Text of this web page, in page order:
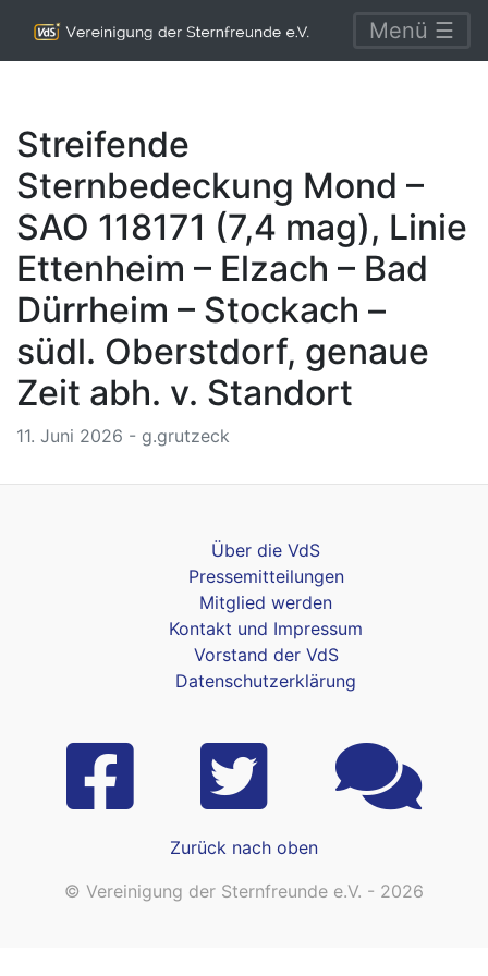
Menü ☰
Streifende
Sternbedeckung Mond –
SAO 118171 (7,4 mag), Linie
Ettenheim – Elzach – Bad
Dürrheim – Stockach –
südl. Oberstdorf, genaue
Zeit abh. v. Standort
11. Juni 2026 - g.grutzeck
Über die VdS
Pressemitteilungen
Mitglied werden
Kontakt und Impressum
Vorstand der VdS
Datenschutzerklärung
Zurück nach oben
© Vereinigung der Sternfreunde e.V. - 2026